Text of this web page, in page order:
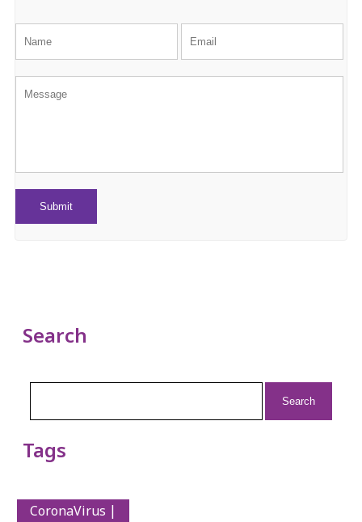
Search
Tags
CoronaVirus |